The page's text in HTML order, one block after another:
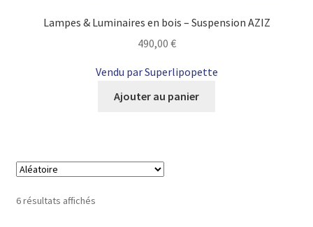
Lampes & Luminaires en bois – Suspension AZIZ
490,00 €
Vendu par Superlipopette
Ajouter au panier
6 résultats affichés